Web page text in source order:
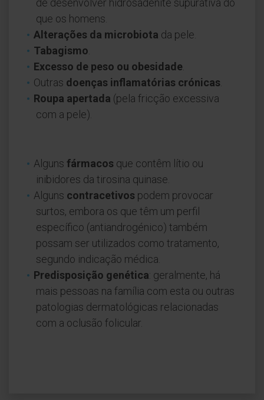
de desenvolver hidrosadenite supurativa do
que os homens.
Alterações da microbiota da pele.
Tabagismo
Excesso de peso ou obesidade
Outras doenças inflamatórias crónicas
Roupa apertada (pela fricção excessiva
com a pele).
Alguns fármacos que contêm lítio ou
inibidores da tirosina quinase.
Alguns contracetivos podem provocar
surtos, embora os que têm um perfil
específico (antiandrogénico) também
possam ser utilizados como tratamento,
segundo indicação médica.
Predisposição genética: geralmente, há
mais pessoas na família com esta ou outras
patologias dermatológicas relacionadas
com a oclusão folicular.